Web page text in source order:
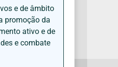
e de âmbito
promoção da
ativo e de
e combate